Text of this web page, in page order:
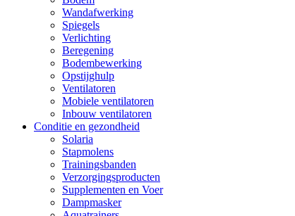
Wandafwerking
Spiegels
Verlichting
Beregening
Bodembewerking
Opstijghulp
Ventilatoren
Mobiele ventilatoren
Inbouw ventilatoren
Conditie en gezondheid
Solaria
Stapmolens
Trainingsbanden
Verzorgingsproducten
Supplementen en Voer
Dampmasker